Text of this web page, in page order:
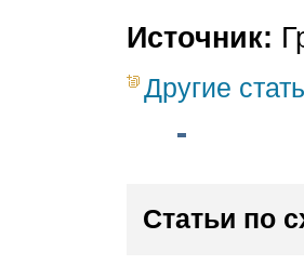
Источник:
Другие
Статьи по